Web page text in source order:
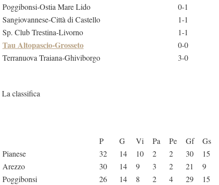
Poggibonsi-Ostia Mare Lido
0-1
Sangiovannese-Città di Castello
1-1
Sp. Club Trestina-Livorno
1-1
Tau Altopascio-Grosseto
0-0
Terranuova Traiana-Ghiviborgo
3-0
La classifica
P G Vi Pa Pe Gf
Gs
Pianese
32 14 10 2 2 30
15
Arezzo
30 14 9 3 2 21
9
Poggibonsi
26 14 8 2 4 29 15